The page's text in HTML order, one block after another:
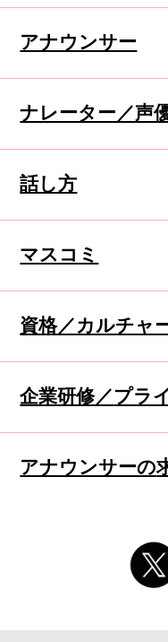
アナウンサー
ナレーター／声
話し方
マスコミ
資格／カルチャ
企業研修／プラ
アナウンサーの